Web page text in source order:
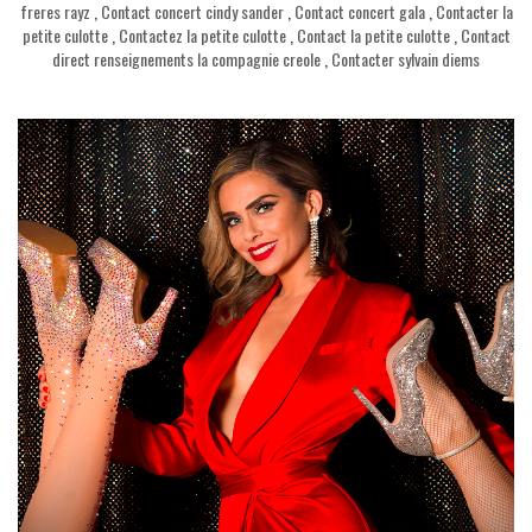
freres rayz Contact concert cindy sander, Contact concert gala, Contacter la
petite culotte, Contactez la petite culotte, Contact la petite culotte, Contact
direct renseignements la compagnie creole Contacter sylvain diems